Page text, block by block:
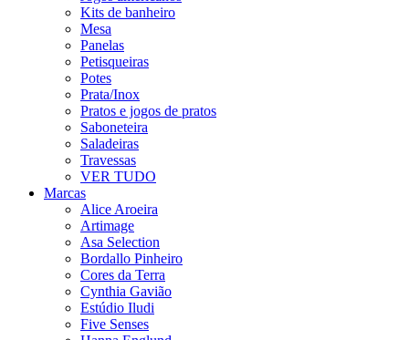
Kits de banheiro
Mesa
Panelas
Petisqueiras
Potes
Prata/Inox
Pratos e jogos de pratos
Saboneteira
Saladeiras
Travessas
VER TUDO
Marcas
Alice Aroeira
Artimage
Asa Selection
Bordallo Pinheiro
Cores da Terra
Cynthia Gavião
Estúdio Iludi
Five Senses